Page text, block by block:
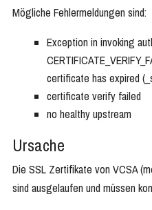
Mögliche Fehlermeldungen sind:
Exception in invoking
certificate has expired
certificate verify failed
no healthy upstream
Ursache
Die SSL Zertifikate von VCSA
sind ausgelaufen und müssen